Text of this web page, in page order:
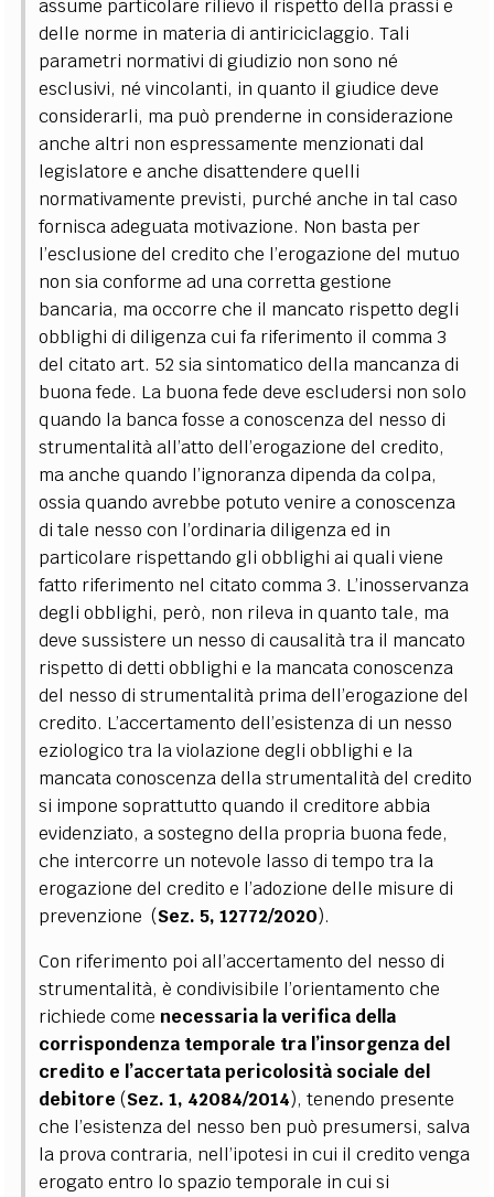
assume particolare rilievo il rispetto della prassi e
delle norme in materia di antiriciclaggio. Tali
parametri normativi di giudizio non sono né
esclusivi, né vincolanti, in quanto il giudice deve
considerarli, ma può prenderne in considerazione
anche altri non espressamente menzionati dal
legislatore e anche disattendere quelli
normativamente previsti, purché anche in tal caso
fornisca adeguata motivazione. Non basta per
l’esclusione del credito che l’erogazione del mutuo
non sia conforme ad una corretta gestione
bancaria, ma occorre che il mancato rispetto degli
obblighi di diligenza cui fa riferimento il comma 3
del citato art. 52 sia sintomatico della mancanza di
buona fede. La buona fede deve escludersi non solo
quando la banca fosse a conoscenza del nesso di
strumentalità all’atto dell’erogazione del credito,
ma anche quando l’ignoranza dipenda da colpa,
ossia quando avrebbe potuto venire a conoscenza
di tale nesso con l’ordinaria diligenza ed in
particolare rispettando gli obblighi ai quali viene
fatto riferimento nel citato comma 3. L’inosservanza
degli obblighi, però, non rileva in quanto tale, ma
deve sussistere un nesso di causalità tra il mancato
rispetto di detti obblighi e la mancata conoscenza
del nesso di strumentalità prima dell’erogazione del
credito. L’accertamento dell’esistenza di un nesso
eziologico tra la violazione degli obblighi e la
mancata conoscenza della strumentalità del credito
si impone soprattutto quando il creditore abbia
evidenziato, a sostegno della propria buona fede,
che intercorre un notevole lasso di tempo tra la
erogazione del credito e l’adozione delle misure di
prevenzione (Sez. 5, 12772/2020).
Con riferimento poi all’accertamento del nesso di
strumentalità, è condivisibile l’orientamento che
richiede come necessaria la verifica della
corrispondenza temporale tra l’insorgenza del
credito e l’accertata pericolosità sociale del
debitore (Sez. 1, 42084/2014), tenendo presente
che l’esistenza del nesso ben può presumersi, salva
la prova contraria, nell’ipotesi in cui il credito venga
erogato entro lo spazio temporale in cui si